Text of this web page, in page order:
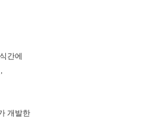
간에
개발한